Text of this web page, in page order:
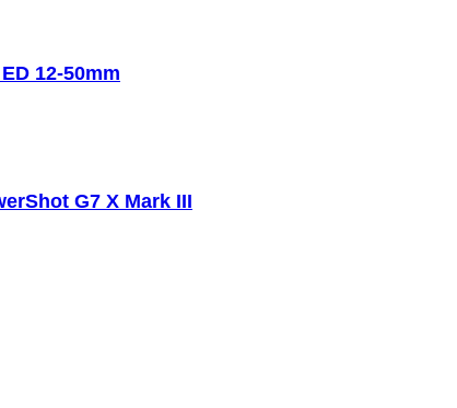
12-50mm
G7 X Mark III